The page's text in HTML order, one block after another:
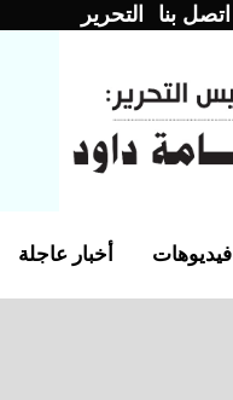
اتصل بنا التحرير
أخبار عاجلة فيديوهات